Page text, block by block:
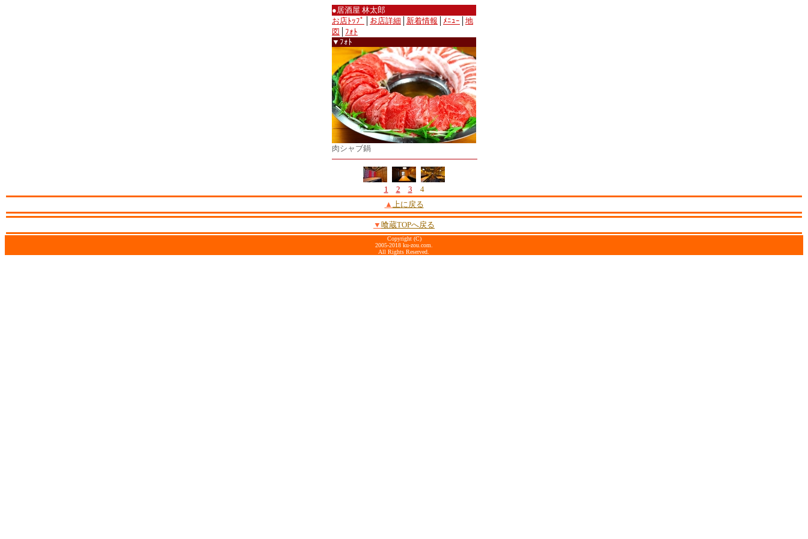
●居酒屋 林太郎
お店ﾄｯﾌﾟ
お店詳細 新着情報 ﾒﾆｭｰ
地
図
ﾌｫﾄ
▼ﾌｫﾄ
肉シャブ鍋
1 2 3 4
▲ 上に戻る
▼ 喰蔵TOPへ戻る
Copyright (C)
2005-2018 ku-zou.com.
All Rights Reserved.